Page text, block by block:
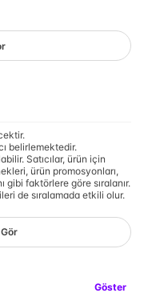
belirlemektedir.
Satıcılar, ürün için
ürün promosyonları,
gibi faktörlere göre sıralanır.
de sıralamada etkili olur.
Göster